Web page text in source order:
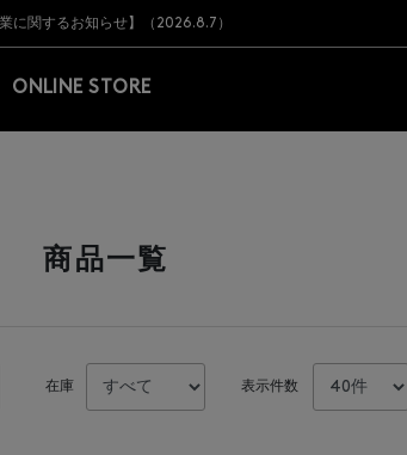
以上のお買上げで常時送料無料！お買い物の際は会員登録を！
知らせ】(2026.8.7)
に関するお知らせ】（2026.8.7）
のお知らせ】（2026.8.5）
お荷物のお届けについて
案内・ご注意事項
以上のお買上げで常時送料無料！お買い物の際は会員登録を！
知らせ】(2026.8.7)
ONLINE STORE
商品一覧
在庫 表示件数